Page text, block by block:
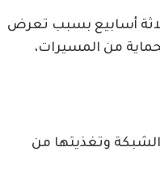
أسابيع بسبب تعرض
من المسيرات،
وتغذيتها من